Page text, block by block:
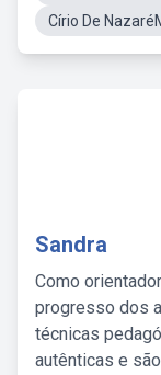
Círio De
Sandra
Como
progresso dos
técnicas
autênticas e